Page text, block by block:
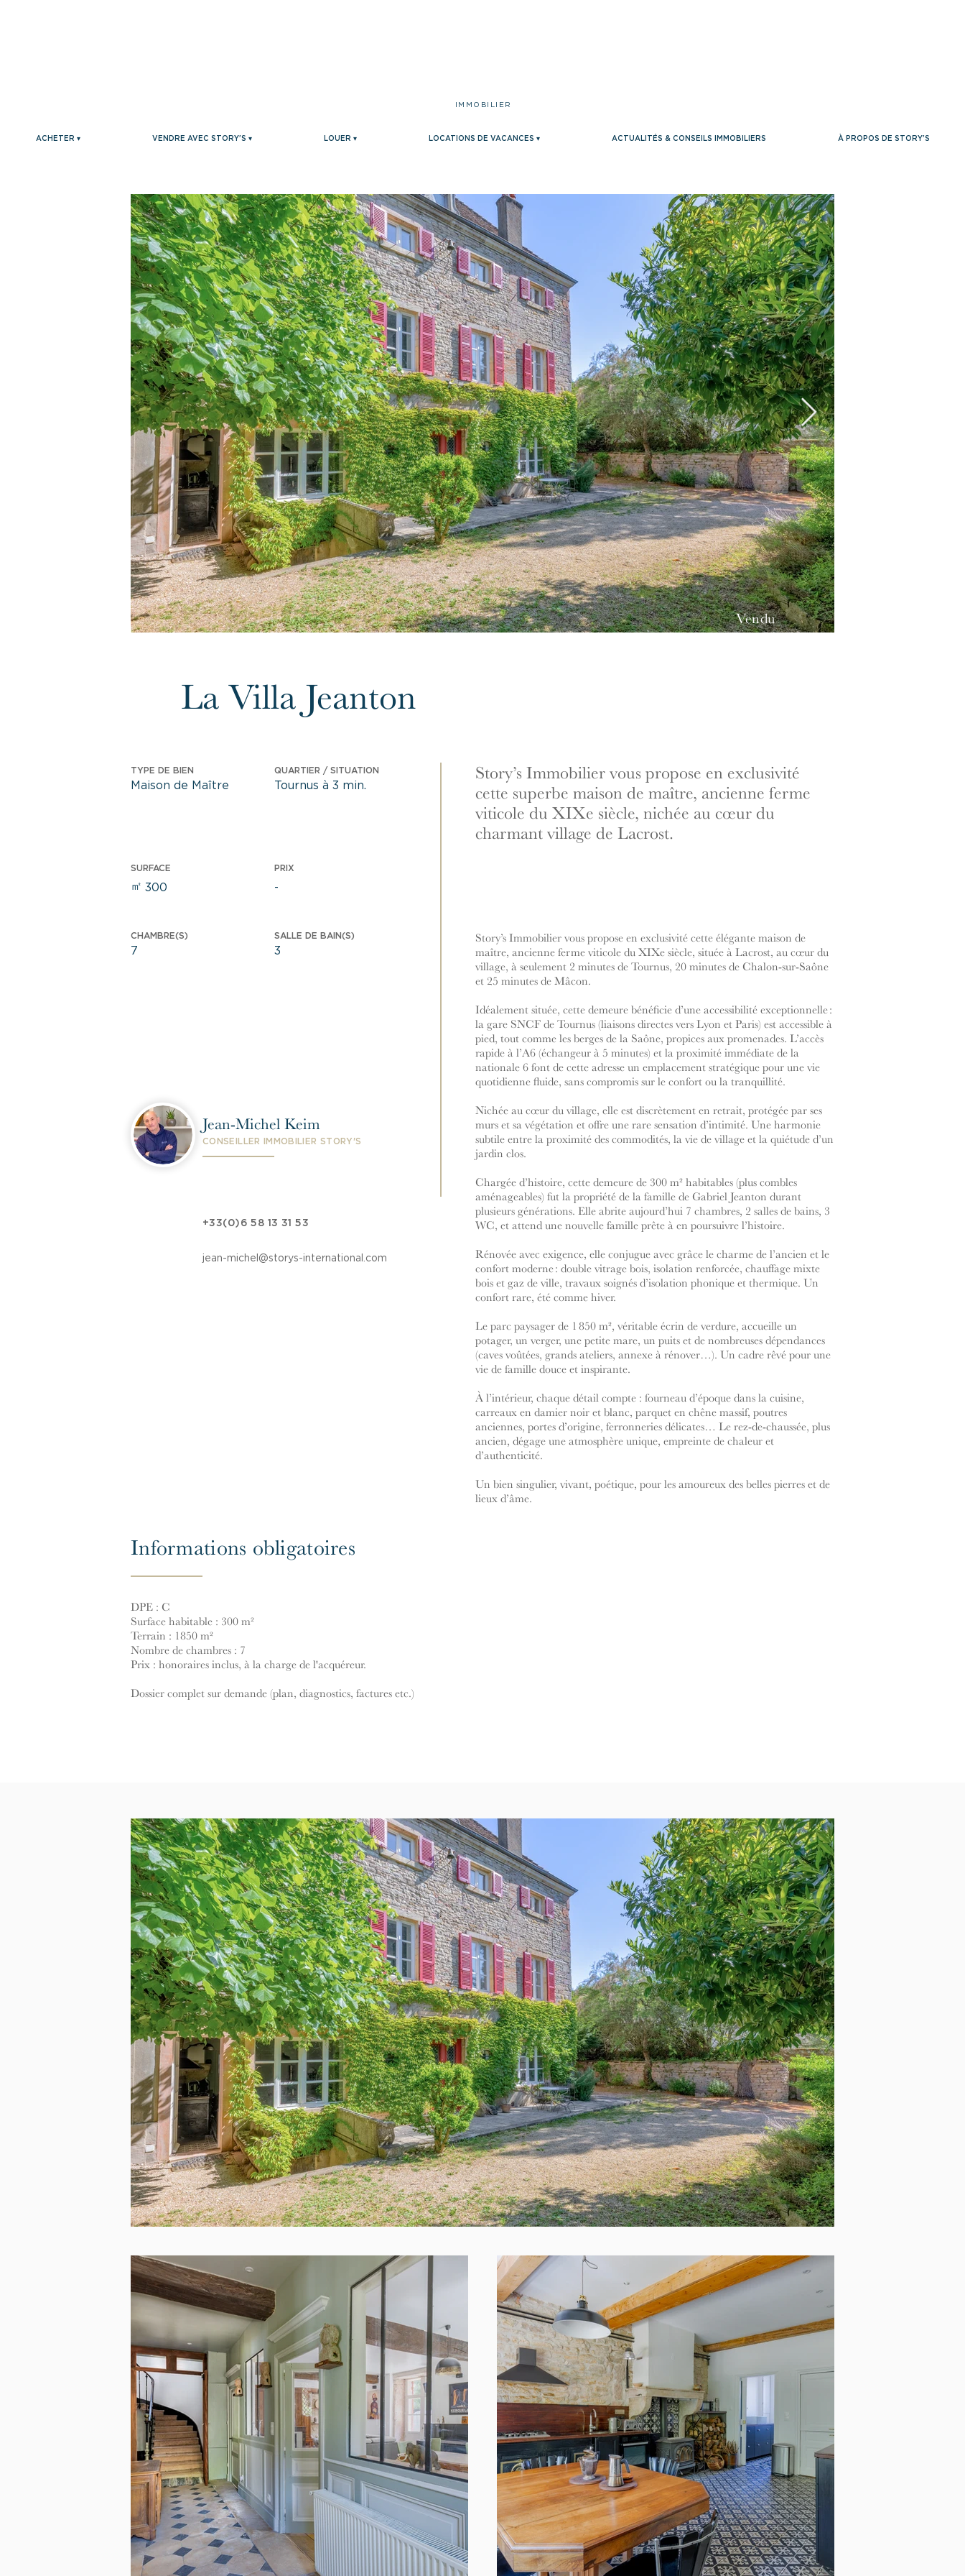
IMMOBILIER
ACHETER ▾ VENDRE AVEC STORY'S ▾ LOUER ▾ LOCATIONS DE VACANCES ▾ ACTUALITÉS & CONSEILS IMMOBILIERS À PROPOS DE STORY'S
Vendu
La Villa Jeanton
TYPE DE BIEN
Maison de Maître
SURFACE
㎡ 300
CHAMBRE(S)
7
QUARTIER / SITUATION
Tournus à 3 min.
PRIX
-
SALLE DE BAIN(S)
3
Jean-Michel Keim
CONSEILLER IMMOBILIER STORY'S
+33(0)6 58 13 31 53
jean-michel@storys-international.com
Story’s Immobilier vous propose en exclusivité
cette superbe maison de maître, ancienne ferme
viticole du XIXe siècle, nichée au cœur du
charmant village de Lacrost.
Story’s Immobilier vous propose en exclusivité cette élégante maison de
maître, ancienne ferme viticole du XIXe siècle, située à Lacrost, au cœur du
village, à seulement 2 minutes de Tournus, 20 minutes de Chalon-sur-Saône
et 25 minutes de Mâcon.
Idéalement située, cette demeure bénéficie d’une accessibilité exceptionnelle :
la gare SNCF de Tournus (liaisons directes vers Lyon et Paris) est accessible à
pied, tout comme les berges de la Saône, propices aux promenades. L’accès
rapide à l’A6 (échangeur à 5 minutes) et la proximité immédiate de la
nationale 6 font de cette adresse un emplacement stratégique pour une vie
quotidienne fluide, sans compromis sur le confort ou la tranquillité.
Nichée au cœur du village, elle est discrètement en retrait, protégée par ses
murs et sa végétation et offre une rare sensation d’intimité. Une harmonie
subtile entre la proximité des commodités, la vie de village et la quiétude d’un
jardin clos.
Chargée d’histoire, cette demeure de 300 m² habitables (plus combles
aménageables) fut la propriété de la famille de Gabriel Jeanton durant
plusieurs générations. Elle abrite aujourd’hui 7 chambres, 2 salles de bains, 3
WC, et attend une nouvelle famille prête à en poursuivre l’histoire.
Rénovée avec exigence, elle conjugue avec grâce le charme de l’ancien et le
confort moderne : double vitrage bois, isolation renforcée, chauffage mixte
bois et gaz de ville, travaux soignés d’isolation phonique et thermique. Un
confort rare, été comme hiver.
Le parc paysager de 1 850 m², véritable écrin de verdure, accueille un
potager, un verger, une petite mare, un puits et de nombreuses dépendances
(caves voûtées, grands ateliers, annexe à rénover…). Un cadre rêvé pour une
vie de famille douce et inspirante.
À l’intérieur, chaque détail compte : fourneau d’époque dans la cuisine,
carreaux en damier noir et blanc, parquet en chêne massif, poutres
anciennes, portes d’origine, ferronneries délicates… Le rez-de-chaussée, plus
ancien, dégage une atmosphère unique, empreinte de chaleur et
d’authenticité.
Un bien singulier, vivant, poétique, pour les amoureux des belles pierres et de
lieux d’âme.
Informations obligatoires
DPE : C
Surface habitable : 300 m²
Terrain : 1850 m²
Nombre de chambres : 7
Prix : honoraires inclus, à la charge de l'acquéreur.
Dossier complet sur demande (plan, diagnostics, factures etc.)